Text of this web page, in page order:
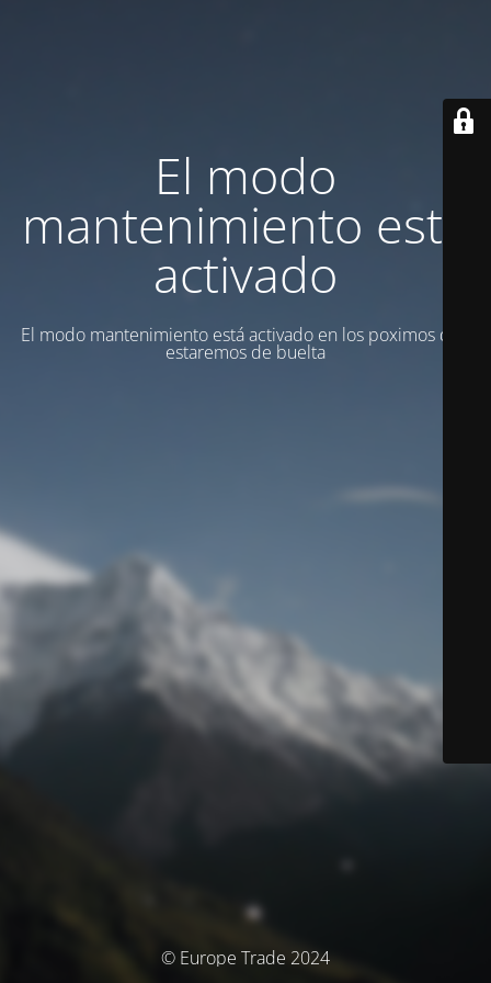
El modo
mantenimiento está
activado
El modo mantenimiento está activado en los poximos dias
estaremos de buelta
© Europe Trade 2024